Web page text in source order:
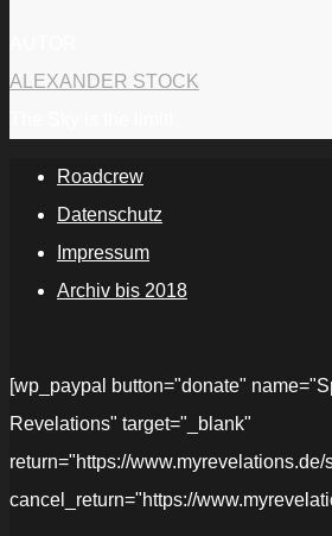
ALEXANDER STOCK
Roadcrew
Datenschutz
Impressum
Archiv bis 2018
[wp_paypal button="donate"
Revelations" target="_blank"
return="https://
cancel_return="https://